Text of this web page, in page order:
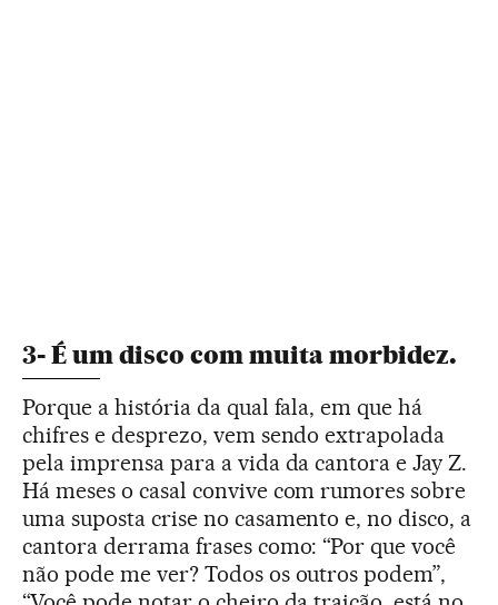
3- É um disco com muita morbidez.
Porque a história da qual fala, em que há
chifres e desprezo, vem sendo extrapolada
pela imprensa para a vida da cantora e Jay Z.
Há meses o casal convive com rumores sobre
uma suposta crise no casamento e, no disco, a
cantora derrama frases como: “Por que você
não pode me ver? Todos os outros podem”,